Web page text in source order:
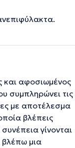
και αφοσιωμένος
συμπληρώνει τις
με αποτέλεσμα
βλέπεις
γίνονται
μια